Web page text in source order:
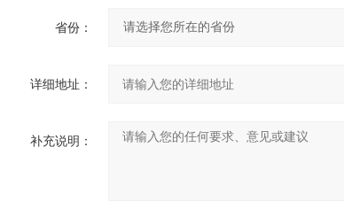
省份：
详细地址：
补充说明：